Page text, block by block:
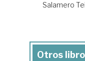
Salamero
Otros